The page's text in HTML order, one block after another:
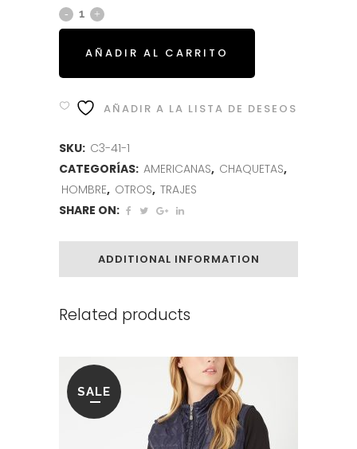
AÑADIR AL CARRITO
AÑADIR A LA LISTA DE DESEOS
SKU: C3-41-1
CATEGORÍAS: AMERICANAS, CHAQUETAS,
HOMBRE, OTROS, TRAJES
SHARE ON:
ADDITIONAL INFORMATION
Related products
SALE